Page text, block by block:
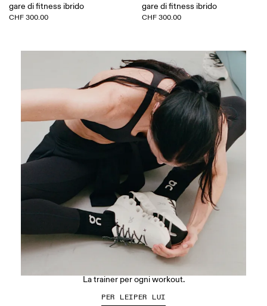
gare di fitness ibrido
CHF 300.00
gare di fitness ibrido
CHF 300.00
La Cloud X 5
La trainer per ogni workout.
PER LEIPER LUI